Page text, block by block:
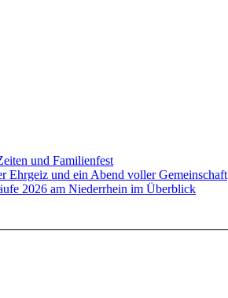
und Familienfest
Ehrgeiz und ein Abend voller Gemeinschaft
2026 am Niederrhein im Überblick